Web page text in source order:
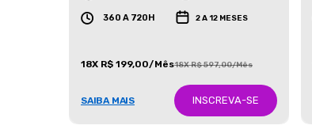
360 A 720H 2 A 12 MESES
18X R$ 199,00/Mês18X R$ 597,00/Mês
SAIBA MAIS INSCREVA-SE